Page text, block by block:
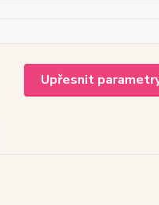
Upřesnit